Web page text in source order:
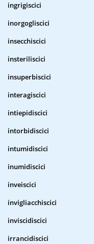
ingrigiscici
inorgogliscici
insecchiscici
insteriliscici
insuperbiscici
interagiscici
intiepidiscici
intorbidiscici
intumidiscici
inumidiscici
inveiscici
invigliacchiscici
inviscidiscici
irrancidiscici